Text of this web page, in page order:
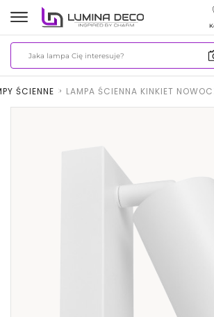
ŚCIENNE > LAMPA ŚCIENNA KINKIET